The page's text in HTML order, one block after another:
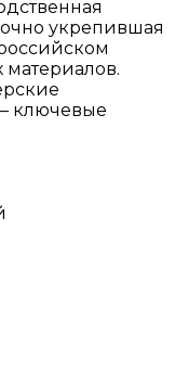
укрепившая
ключевые